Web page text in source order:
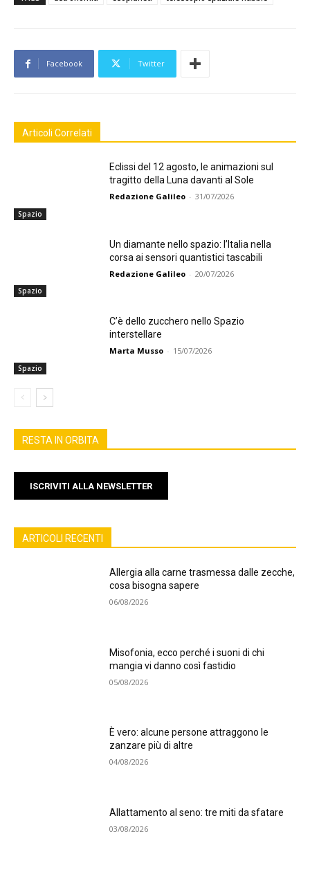
Facebook Twitter
Articoli Correlati
Spazio
Eclissi del 12 agosto, le animazioni sul
tragitto della Luna davanti al Sole
Redazione Galileo - 31/07/2026
Spazio
Un diamante nello spazio: l’Italia nella
corsa ai sensori quantistici tascabili
Redazione Galileo - 20/07/2026
Spazio
C’è dello zucchero nello Spazio
interstellare
Marta Musso - 15/07/2026
RESTA IN ORBITA
ISCRIVITI ALLA NEWSLETTER
ARTICOLI RECENTI
Allergia alla carne trasmessa dalle zecche,
cosa bisogna sapere
06/08/2026
Misofonia, ecco perché i suoni di chi
mangia vi danno così fastidio
05/08/2026
È vero: alcune persone attraggono le
zanzare più di altre
04/08/2026
Allattamento al seno: tre miti da sfatare
03/08/2026